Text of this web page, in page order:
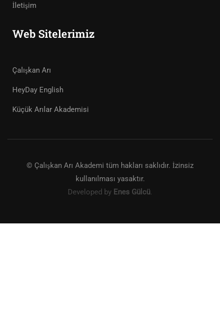
İletişim
Web Sitelerimiz
Çalışkan Arı
HeyDay English
Küçük Arılar Akademisi
© Çalışkan Arı Akademi tüm hakları saklıdır. İzinsiz
kullanılması yasaktır.
Developed by Enes Gülcü.